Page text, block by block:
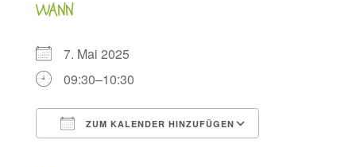
WANN
7. Mai 2025
09:30–10:30
ZUM KALENDER HINZUFÜGEN